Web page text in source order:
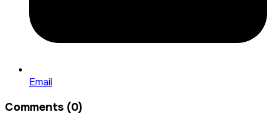
Email
Comments (0)